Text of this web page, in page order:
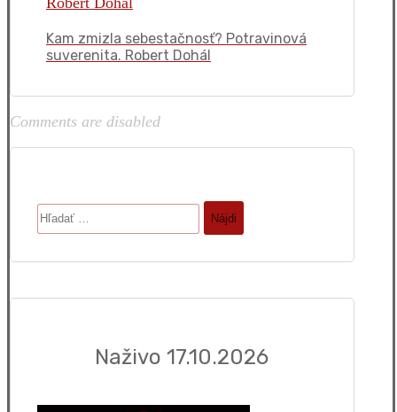
Kam zmizla sebestačnosť? Potravinová
suverenita. Robert Dohál
Comments are disabled
Hľadať:
Naživo 17.10.2026